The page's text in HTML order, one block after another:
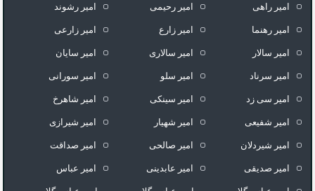
امیر راهی امیر رحیمی امیر رشوند
امیر رهنما امیر زارع امیر زارعی
امیر سالار امیر سالاری امیر سایان
امیر سرناد امیر سلو امیر سورانی
امیر سی زد امیر سینکی امیر شاهرخ
امیر شفیعی امیر شهیار امیر شیرازی
امیر شیردلان امیر صالحی امیر صداقت
امیر صدیقی امیر عابدینی امیر عباس